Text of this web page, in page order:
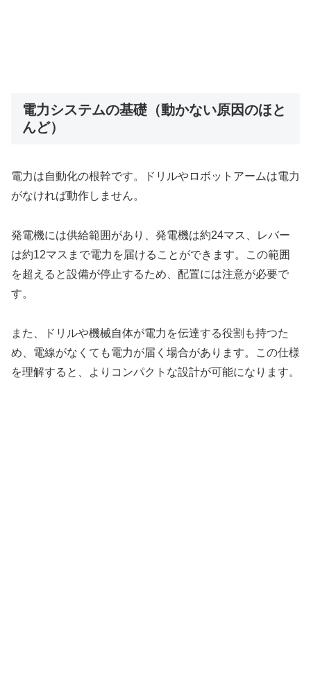
電力システムの基礎（動かない原因のほと
んど）
電力は自動化の根幹です。ドリルやロボットアームは電力
がなければ動作しません。
発電機には供給範囲があり、発電機は約24マス、レバー
は約12マスまで電力を届けることができます。この範囲
を超えると設備が停止するため、配置には注意が必要で
す。
また、ドリルや機械自体が電力を伝達する役割も持つた
め、電線がなくても電力が届く場合があります。この仕様
を理解すると、よりコンパクトな設計が可能になります。